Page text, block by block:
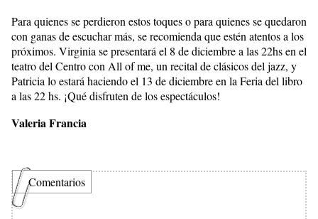
Para quienes se perdieron estos toques o para quienes se quedaron
con ganas de escuchar más, se recomienda que estén atentos a los
próximos. Virginia se presentará el 8 de diciembre a las 22hs en el
teatro del Centro con All of me, un recital de clásicos del jazz, y
Patricia lo estará haciendo el 13 de diciembre en la Feria del libro
a las 22 hs. ¡Qué disfruten de los espectáculos!
Valeria Francia
Comentarios